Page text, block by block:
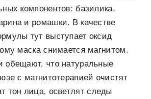
компонентов: базилика,
и ромашки. В качестве
тут выступает оксид
маска снимается магнитом.
обещают, что натуральные
с магнитотерапией очистят
тон лица, осветлят следы